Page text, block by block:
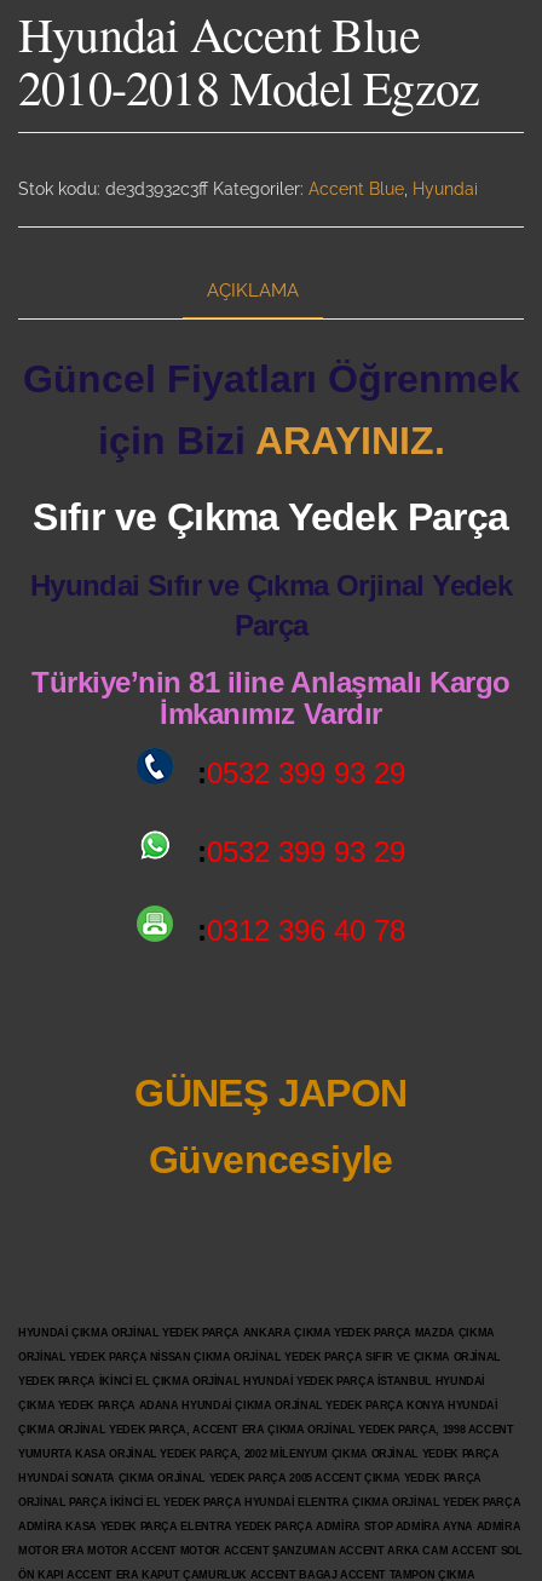
Hyundai Accent Blue
2010-2018 Model Egzoz
Stok kodu: de3d3932c3ff Kategoriler: Accent Blue Hyundai
AÇIKLAMA
Güncel Fiyatları Öğrenmek
için Bizi ARAYINIZ.
Sıfır ve Çıkma Yedek Parça
Hyundai Sıfır ve Çıkma Orjinal Yedek
Parça
Türkiye’nin 81 iline Anlaşmalı Kargo
İmkanımız Vardır
:0532 399 93 29
:0532 399 93 29
:0312 396 40 78
GÜNEŞ JAPON
Güvencesiyle
HYUNDAİ ÇIKMA ORJİNAL YEDEK PARÇA ANKARA ÇIKMA YEDEK PARÇA MAZDA ÇIKMA
ORJİNAL YEDEK PARÇA NİSSAN ÇIKMA ORJİNAL YEDEK PARÇA SIFIR VE ÇIKMA ORJİNAL
YEDEK PARÇA İKİNCİ EL ÇIKMA ORJİNAL HYUNDAİ YEDEK PARÇA İSTANBUL HYUNDAİ
ÇIKMA YEDEK PARÇA ADANA HYUNDAİ ÇIKMA ORJİNAL YEDEK PARÇA KONYA HYUNDAİ
ÇIKMA ORJİNAL YEDEK PARÇA, ACCENT ERA ÇIKMA ORJİNAL YEDEK PARÇA, 1998 ACCENT
YUMURTA KASA ORJİNAL YEDEK PARÇA, 2002 MİLENYUM ÇIKMA ORJİNAL YEDEK PARÇA
HYUNDAİ SONATA ÇIKMA ORJİNAL YEDEK PARÇA 2005 ACCENT ÇIKMA YEDEK PARÇA
ORJİNAL PARÇA İKİNCİ EL YEDEK PARÇA HYUNDAİ ELENTRA ÇIKMA ORJİNAL YEDEK PARÇA
ADMİRA KASA YEDEK PARÇA ELENTRA YEDEK PARÇA ADMİRA STOP ADMİRA AYNA ADMİRA
MOTOR ERA MOTOR ACCENT MOTOR ACCENT ŞANZUMAN ACCENT ARKA CAM ACCENT SOL
ÖN KAPI ACCENT ERA KAPUT ÇAMURLUK ACCENT BAGAJ ACCENT TAMPON ÇIKMA